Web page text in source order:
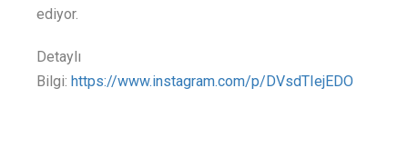
ediyor.
Detaylı
Bilgi: https://www.instagram.com/p/DVsdTIejEDO